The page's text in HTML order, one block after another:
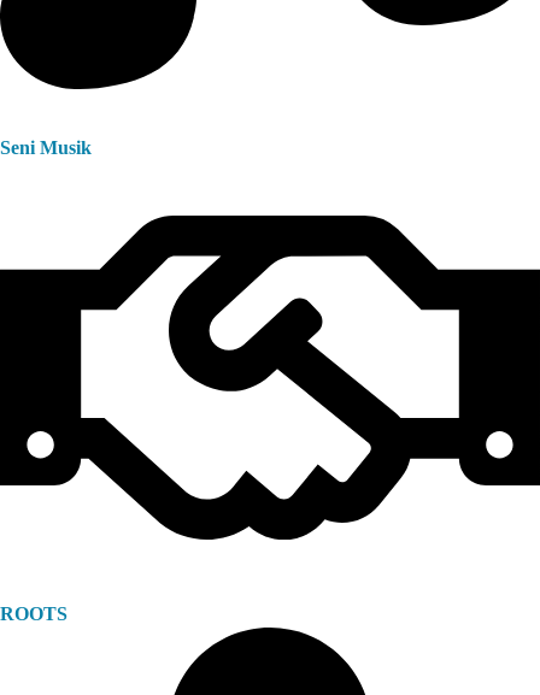
Seni Musik
ROOTS